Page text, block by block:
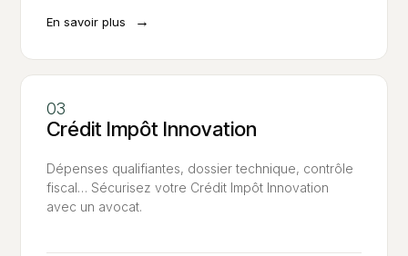
En savoir plus →
Crédit Impôt Innovation
Dépenses qualifiantes, dossier technique, contrôle
fiscal… Sécurisez votre Crédit Impôt Innovation
avec un avocat.